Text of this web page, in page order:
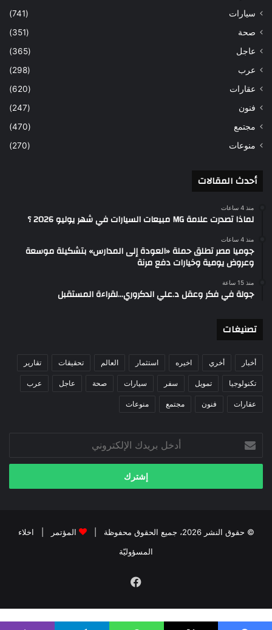
سيارات
(741)
صحة
(351)
عاجل
(365)
عرب
(298)
عقارات
(620)
فنون
(247)
مجتمع
(470)
منوعات
(270)
أحدث المقالات
منذ 4 ساعات
لماذا تصدرت علامة MG مبيعات السيارات في شهر يوليو 2026 ؟
منذ 4 ساعات
جوميا مصر تطلق حملة «العودة إلى المدارس» بتشكيلة موسعة
وعروض يومية وخيارات دفع مرنة
منذ 15 ساعة
جولة في فكر وعقل د.علي الدكروري…لقراءة المستقبل
تصنيغات
أخبار أخري اخيره استثمار العالم تحقيقات تقارير
تكنولوجيا تمويل سفر سيارات صحة عاجل عرب
عقارات فنون مجتمع منوعات
بريدك
الإلكتروني
© حقوق النشر 2026، جميع الحقوق محفوظة | المؤتمر
اخلاء
المسؤوليّة
فيسبوك